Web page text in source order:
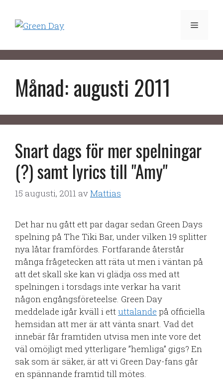
innehåll
Meny
Månad:augusti 2011
Snart dags för mer spelningar
(?) samt lyrics till "Amy"
15 augusti, 2011 avMattias
Det har nu gått ett par dagar sedan Green Days
spelning på The Tiki Bar, under vilken 19 splitter
nya låtar framfördes. Fortfarande återstår
många frågetecken att räta ut men i väntan på
att det skall ske kan vi glädja oss med att
spelningen i torsdags inte verkar ha varit
någon engångsföreteelse. Green Day
meddelade igår kväll i ett uttalande på officiella
hemsidan att mer är att vänta snart. Vad det
innebär får framtiden utvisa men inte vore det
väl omöjligt med ytterligare ”hemliga” gigs? En
sak som är säker, är att vi Green Day-fans går
en spännande framtid till mötes.